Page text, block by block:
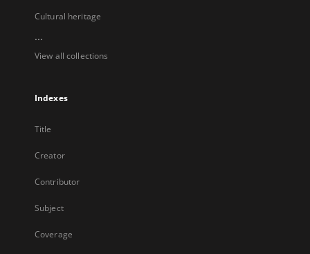
Cultural heritage
...
View all collections
Indexes
Title
Creator
Contributor
Subject
Coverage